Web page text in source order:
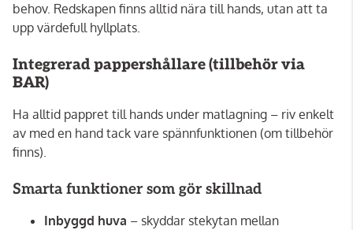
behov. Redskapen finns alltid nära till hands, utan att ta
upp värdefull hyllplats.
Integrerad pappershållare (tillbehör via
BAR)
Ha alltid pappret till hands under matlagning – riv enkelt
av med en hand tack vare spännfunktionen (om tillbehör
finns).
Smarta funktioner som gör skillnad
Inbyggd huva – skyddar stekytan mellan